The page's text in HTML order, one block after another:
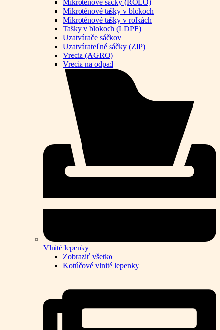
Mikroténové sáčky (ROLO)
Mikroténové tašky v blokoch
Mikroténové tašky v rolkách
Tašky v blokoch (LDPE)
Uzatvárače sáčkov
Uzatvárateľné sáčky (ZIP)
Vrecia (AGRO)
Vrecia na odpad
Vlnité lepenky
Zobraziť všetko
Kotúčové vlnité lepenky